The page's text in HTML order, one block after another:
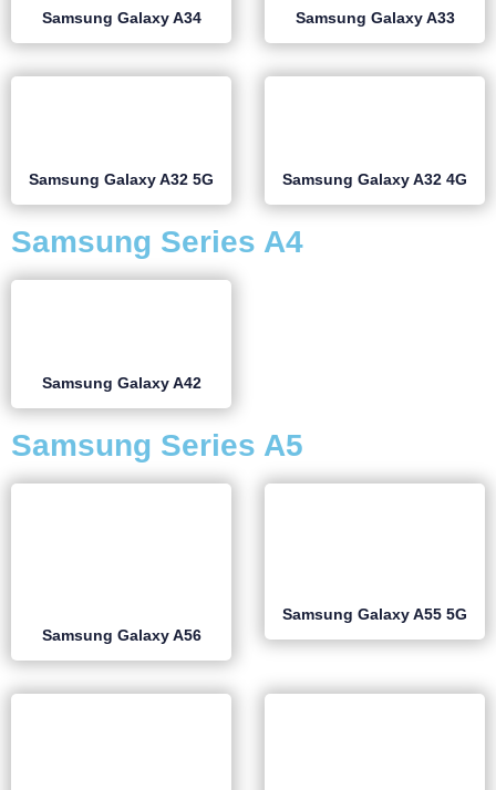
Samsung Galaxy A34 Samsung Galaxy A33
Samsung Galaxy A32 5G Samsung Galaxy A32 4G
Samsung Series A4
Samsung Galaxy A42
Samsung Series A5
Samsung Galaxy A56
Samsung Galaxy A55 5G